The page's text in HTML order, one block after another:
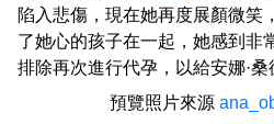
陷入悲傷，現在她再度展顏微笑
了她心的孩子在一起，她感到非
排除再次進行代孕，以給安娜·桑
預覽照片來源